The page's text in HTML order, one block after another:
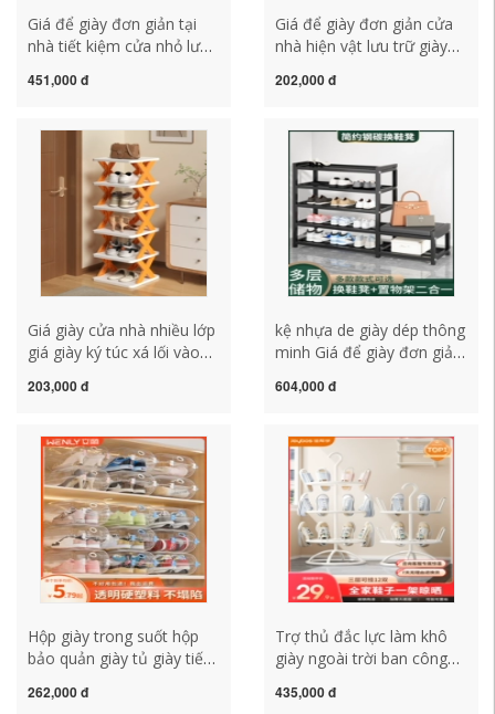
Giá để giày đơn giản tại
nhà tiết kiệm cửa nhỏ lưu
chống bụi tủ giày ký túc xá
giày kệ đựng giày dép
451,000 đ
Giá để giày đơn giản cửa
nhà hiện vật lưu trữ giày
giày nhiều lớp tiết kiệm
hẹp kệ giày treo tường kệ
để giày dép bằng gỗ
202,000 đ
Giá giày cửa nhà nhiều lớp
giá giày ký túc xá lối vào
giản tủ giày lưu trữ hiện
để giày mini kệ để giày
nhựa
203,000 đ
kệ nhựa de giày dép thông
minh Giá để giày đơn giản
nhà mới trong nhà cửa
phân phòng khách tủ giày
bảo quản kệ nhựa de giày
dép thông minh kệ giày
đẹp
604,000 đ
Hộp giày trong suốt hộp
bảo quản giày tủ giày tiết
giá giày bảo quản ủng hộp
262,000 đ
Trợ thủ đắc lực làm khô
giày ngoài trời ban công
sàn phơi giày hiện vật sắt
435,000 đ